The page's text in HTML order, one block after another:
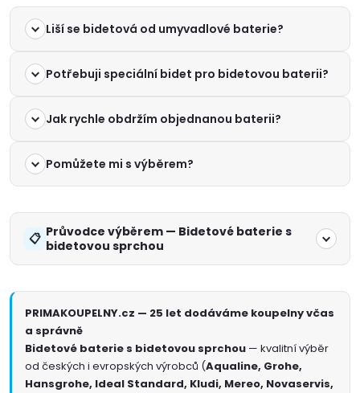
Liší se bidetová od umyvadlové baterie?
Potřebuji speciální bidet pro bidetovou baterii?
Jak rychle obdržím objednanou baterii?
Pomůžete mi s výběrem?
Průvodce výběrem — Bidetové baterie s
bidetovou sprchou
PRIMAKOUPELNY.cz — 25 let dodáváme koupelny včas
a správně
Bidetové baterie s bidetovou sprchou — kvalitní výběr
od českých i evropských výrobců (Aqualine, Grohe,
Hansgrohe, Ideal Standard, Kludi, Mereo, Novaservis,